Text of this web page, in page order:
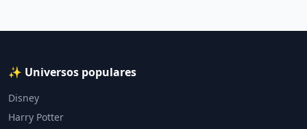
✨ Universos populares
Disney
Harry Potter